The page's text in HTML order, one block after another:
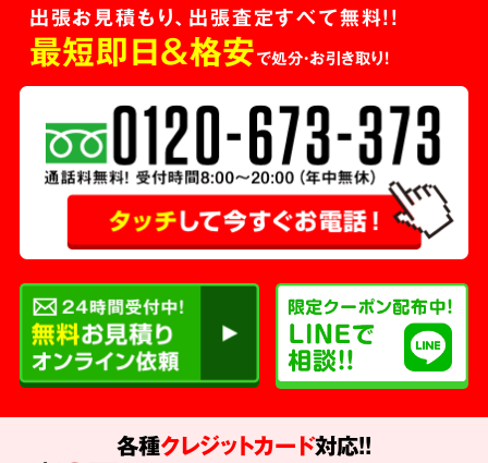
出張お見積もり、出張査定すべて無料!!
最短即日＆格安で処分・お引き取り！
各種クレジットカード対応!!